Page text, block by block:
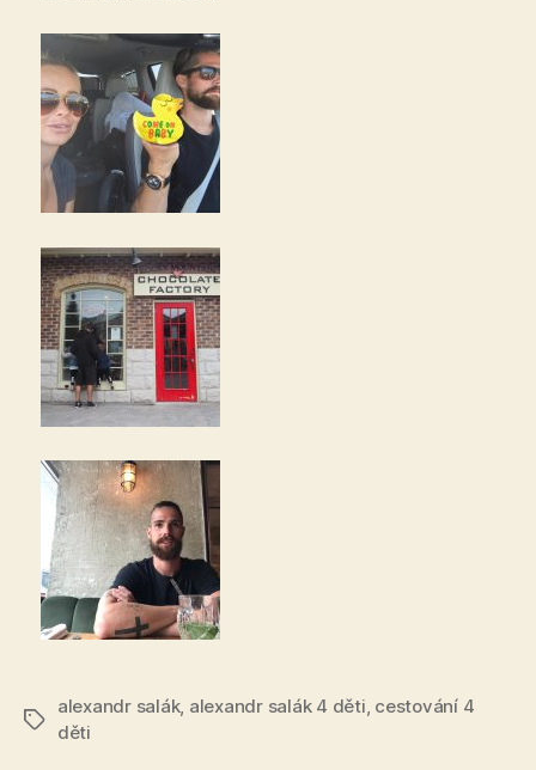
Štítky
alexandr salák, alexandr salák 4 děti cestování 4
děti